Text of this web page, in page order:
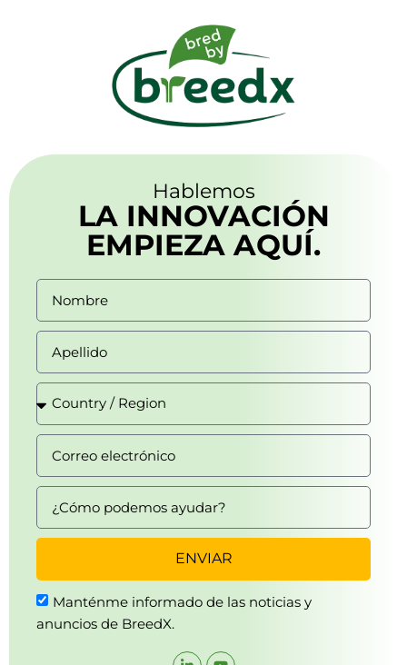
Hablemos
LA INNOVACIÓN
EMPIEZA AQUÍ.
Manténme informado de las noticias y
anuncios de BreedX.
ENVIAR